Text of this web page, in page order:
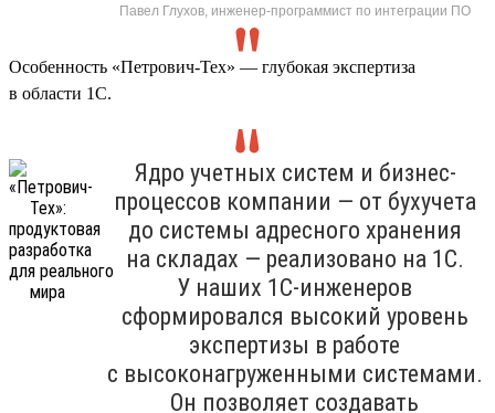
Павел Глухов, инженер-программист по интеграции ПО
Особенность «Петрович-Тех» — глубокая экспертиза
в области 1С.
Ядро учетных систем и бизнес-
процессов компании — от бухучета
до системы адресного хранения
на складах — реализовано на 1С.
У наших 1С-инженеров
сформировался высокий уровень
экспертизы в работе
с высоконагруженными системами.
Он позволяет создавать